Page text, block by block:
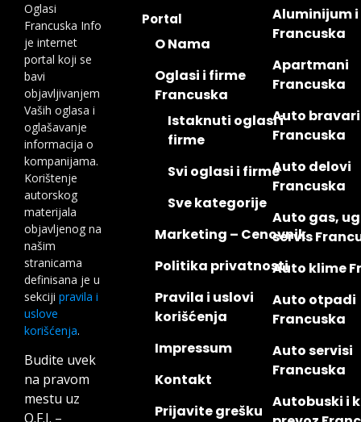
Oglasi
Francuska Info
je internet
portal koji se
bavi
objavljivanjem
Vaših oglasa i
oglašavanje
informacija o
kompanijama.
Korištenje
autorskog
materijala
objavljenog na
našim
stranicama
definisana je u
sekciji pravila i
uslove
korišćenja.
Budite uvek
na pravom
mestu uz
O.F.I. –
Portal
O Nama
Oglasi i firme
Francuska
Istaknuti oglasi i
firme
Svi oglasi i firme
Sve kategorije
Marketing – Cenovnik
Politika privatnosti
Pravila i uslovi
korišćenja
Impressum
Kontakt
Prijavite grešku
Aluminijum i
Francuska
Apartmani
Francuska
Auto bravari
Francuska
Auto delovi
Francuska
Auto gas,
servis
Auto klime
Auto otpadi
Francuska
Auto servisi
Francuska
Autobuski i